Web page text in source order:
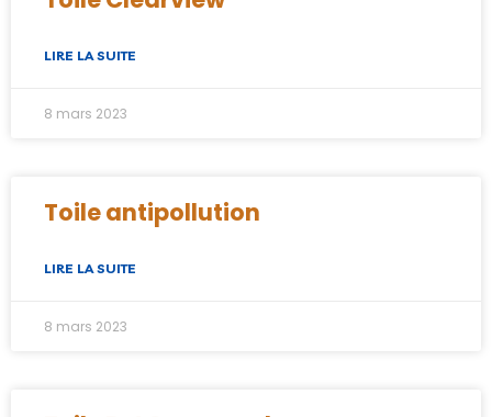
LIRE LA SUITE
8 mars 2023
Toile antipollution
LIRE LA SUITE
8 mars 2023